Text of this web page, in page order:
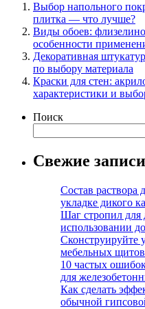
Выбор напольного
плитка — что лучше?
Виды обоев:
особенности
Декоративная
по выбору материала
Краски для стен:
характеристики и
Поиск
Свежие записи
Состав раствора
укладке дикого
Шаг стропил для
использовании
Сконструируйте
мебельных
10 частых
для
Как сделать
обычной